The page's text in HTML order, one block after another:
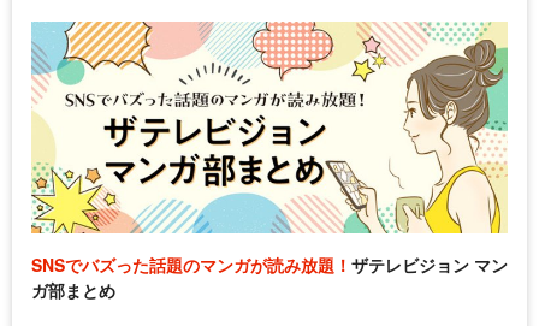
SNSでバズった話題のマンガが読み放題！ ザテレビジョン マン
ガ部まとめ